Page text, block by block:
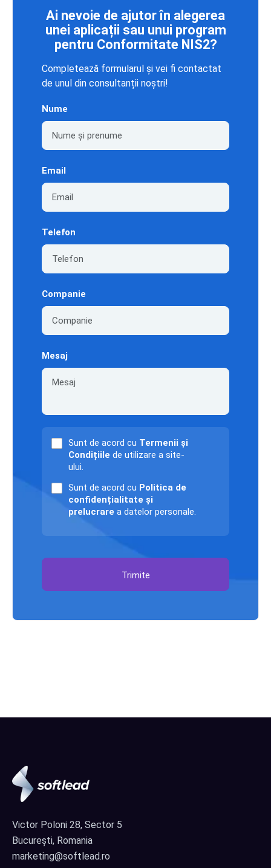
Ai nevoie de ajutor în alegerea
unei aplicații sau unui program
pentru Conformitate NIS2?
Completează formularul și vei fi contactat
de unul din consultanții noștri!
Nume
Email
Telefon
Companie
Mesaj
Sunt de acord cu Termenii și
Condițiile de utilizare a site-
ului.
Sunt de acord cu Politica de
confidențialitate și
prelucrare a datelor personale.
Trimite
Victor Poloni 28, Sector 5
București, Romania
marketing@softlead.ro